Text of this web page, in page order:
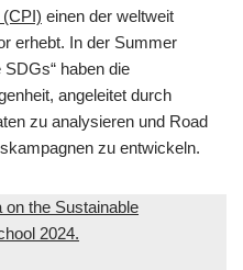
einen der weltweit
erhebt. In der Summer
haben die
angeleitet durch
zu analysieren und Road
zu entwickeln.
on the Sustainable
2024.